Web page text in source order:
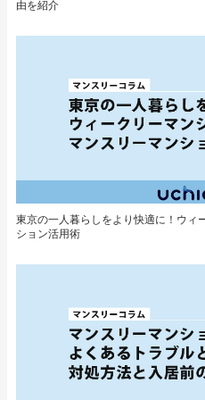
由を紹介
東京の一人暮らしをより快適に！ウィ
ション活用術